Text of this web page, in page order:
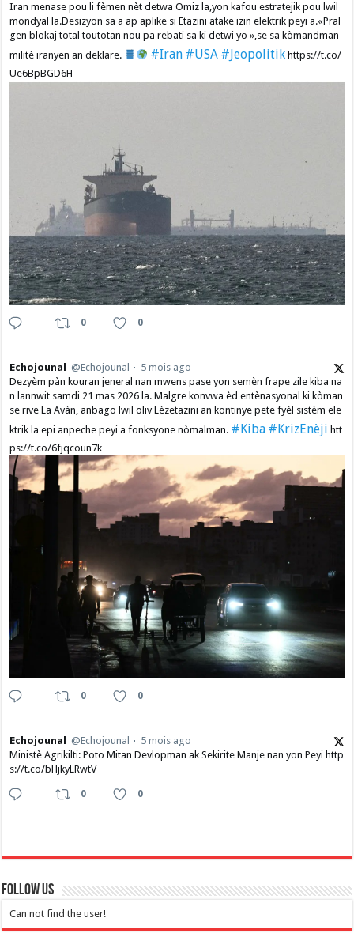
Iran menase pou li fèmen nèt detwa Omiz la,yon kafou estratejik pou lwil
mondyal la.Desizyon sa a ap aplike si Etazini atake izin elektrik peyi a.​«Pral
gen blokaj total toutotan nou pa rebati sa ki detwi yo »,se sa kòmandman
militè iranyen an deklare.
#Iran #USA #Jeopolitikhttps://t.co/
Ue6BpBGD6H
0 0
Echojounal @Echojounal
5 mois ago
Dezyèm pàn kouran jeneral nan mwens pase yon semèn frape zile kiba na
n lannwit samdi 21 mas 2026 la. Malgre konvwa èd entènasyonal ki kòman
se rive La Avàn, anbago lwil oliv Lèzetazini an kontinye pete fyèl sistèm ele
ktrik la epi anpeche peyi a fonksyone nòmalman. #Kiba #KrizEnèji htt
ps://t.co/6fjqcoun7k
0 0
Echojounal @Echojounal
5 mois ago
Ministè Agrikilti: Poto Mitan Devlopman ak Sekirite Manje nan yon Peyi http
s://t.co/bHjkyLRwtV
0 0
Follow Us
Can not find the user!